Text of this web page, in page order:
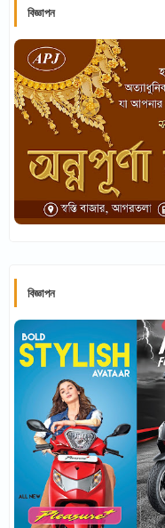
বিজ্ঞাপন
বিজ্ঞাপন